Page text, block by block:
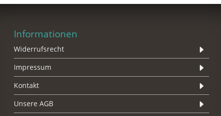
Informationen
Widerrufsrecht
Impressum
Kontakt
Unsere AGB